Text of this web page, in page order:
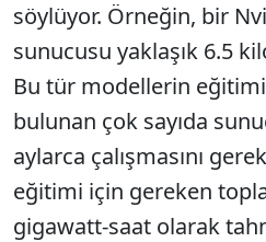
söylüyor. Örneğin, bir
sunucusu yaklaşık 6.5
Bu tür modellerin
bulunan çok sayıda
aylarca çalışmasını
eğitimi için gereken
gigawatt-saat olarak